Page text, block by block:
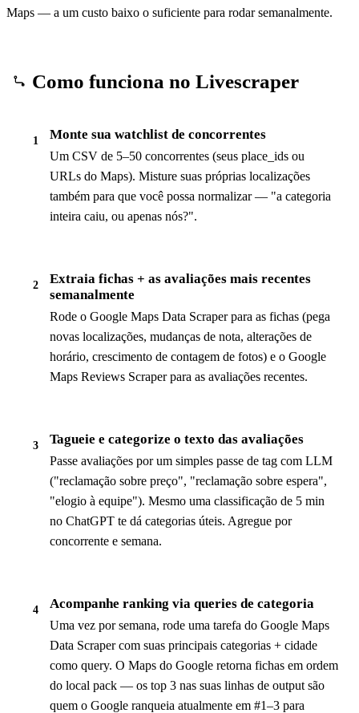
Maps — a um custo baixo o suficiente para rodar semanalmente.
Como funciona no Livescraper
1 Monte sua watchlist de concorrentes
Um CSV de 5–50 concorrentes (seus place_ids ou
URLs do Maps). Misture suas próprias localizações
também para que você possa normalizar — "a categoria
inteira caiu, ou apenas nós?".
2
Extraia fichas + as avaliações mais recentes
semanalmente
Rode o Google Maps Data Scraper para as fichas (pega
novas localizações, mudanças de nota, alterações de
horário, crescimento de contagem de fotos) e o Google
Maps Reviews Scraper para as avaliações recentes.
3 Tagueie e categorize o texto das avaliações
Passe avaliações por um simples passe de tag com LLM
("reclamação sobre preço", "reclamação sobre espera",
"elogio à equipe"). Mesmo uma classificação de 5 min
no ChatGPT te dá categorias úteis. Agregue por
concorrente e semana.
4 Acompanhe ranking via queries de categoria
Uma vez por semana, rode uma tarefa do Google Maps
Data Scraper com suas principais categorias + cidade
como query. O Maps do Google retorna fichas em ordem
do local pack — os top 3 nas suas linhas de output são
quem o Google ranqueia atualmente em #1–3 para